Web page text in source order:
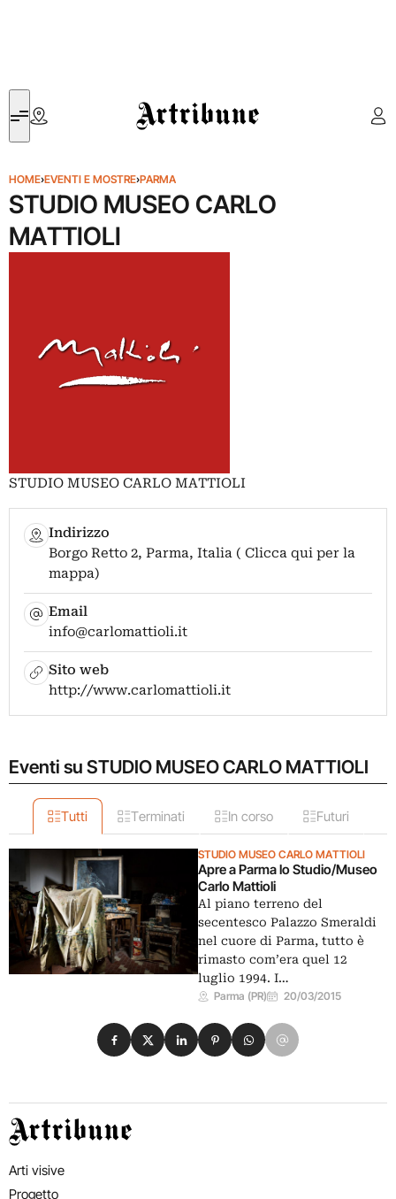
Artribune
HOME›EVENTI E MOSTRE›PARMA
STUDIO MUSEO CARLO
MATTIOLI
STUDIO MUSEO CARLO MATTIOLI
Indirizzo
Borgo Retto 2, Parma, Italia ( Clicca qui per la
mappa)
Email
info@carlomattioli.it
Sito web
http://www.carlomattioli.it
Eventi su STUDIO MUSEO CARLO MATTIOLI
Tutti Terminati In corso Futuri
STUDIO MUSEO CARLO MATTIOLI
Apre a Parma lo Studio/Museo
Carlo Mattioli
Al piano terreno del
secentesco Palazzo Smeraldi
nel cuore di Parma, tutto è
rimasto com’era quel 12
luglio 1994. I…
Parma (PR) 20/03/2015
Condividi su Facebook
Condividi su X
Condividi su LinkedIn
Condividi su Pinterest
Condividi su WhatsApp
Condividi su Email
Artribune
Arti visive
Progetto